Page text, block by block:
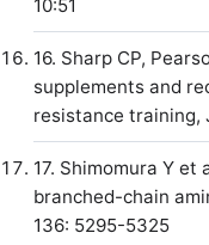
10:51
16. Sharp CP,
supplements and
resistance training,
17. Shimomura Y
branched-chain
136: 5295-5325